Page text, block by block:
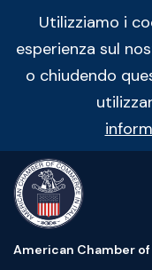
Utilizziamo i
esperienza sul
o chiudendo
American Chamber